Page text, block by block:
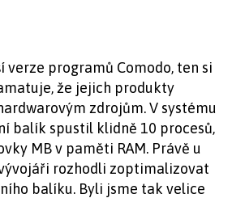
verze programů Comodo, ten si
že jejich produkty
zdrojům. V systému
balík spustil klidně 10 procesů,
MB v paměti RAM. Právě u
rozhodli zoptimalizovat
balíku. Byli jsme tak velice